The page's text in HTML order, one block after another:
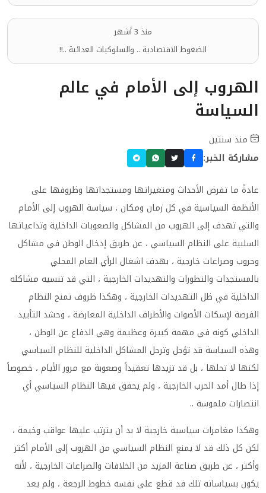
منذ 3 أشهر
الضغوط الاقتصادية .. والسلوكيات العدائية ..!!
الهروب إلى الأمام في عالم
السياسة
منذ سنتين
مشاركة الخبر:
عادةً ما تفرض الأحداث ومتغيراتها ومستجداتها وظروفها على
الأنظمة السياسية في كل زمان ومكان ، سياسة الهروب إلى الأمام
والتي تهدف إلى الهروب من المشاكل والصعوبات الداخلية وتداعياتها
السلبية على النظام السياسي ، عن طريق إدخال الوطن في مشاكل
وحروب وصراعات خارجية ، بهدف اشغال الرأي العام المحلي
بالمستجدات والتطورات والتهديدات الخارجية ، التي قد تنسيه مشاكله
الداخلية في ظل التهديدات الخارجية ، وهكذا ظروف تمنح النظام
الفرصة لإسكات الأصوات والأطراف الداخلية المعارضة ، وحشد التأييد
الداخلي كونه في مهمة كبيرة وعظيمة وهي الدفاع عن الوطن ،
وهذه السياسة قد تؤجل وترحل المشاكل الداخلية للنظام السياسي
لكنها لا تحلها ، بل قد تزيدها تعقيداً وصعوبة مع مرور الأيام ، خصوصاً
إذا طال أمد الحرب الخارجية ، ولم يحقق فيها النظام السياسي أي
انتصارات ملموسة ..
وهكذا مغامرات سياسية خارجية لا بد أن يترتب عليها عواقب وخيمة ،
لكن كل ذلك قد لا يمنع النظام السياسي من الهروب إلى الأمام أكثر
وأكثر ، عن طريق صناعة المزيد من الخلافات والصراعات الخارجية ، لأنه
يكون بسياساته تلك قد قطع على نفسه خطوط الرجعة ، ولم يعد